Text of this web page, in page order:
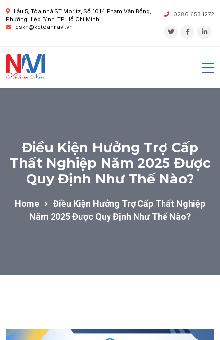
Lầu 5, Tòa nhà ST Moritz, Số 1014 Phạm Văn Đồng,
Phường Hiệp Bình, TP Hồ Chí Minh
cskh@ketoannavi.vn
0286.653.1272
Điều Kiện Hưởng Trợ Cấp
Thất Nghiệp Năm 2025 Được
Quy Định Như Thế Nào?
Home
Điều Kiện Hưởng Trợ Cấp Thất Nghiệp
Năm 2025 Được Quy Định Như Thế Nào?